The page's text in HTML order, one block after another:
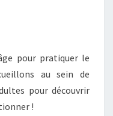
pour pratiquer le
au sein de
pour découvrir
!